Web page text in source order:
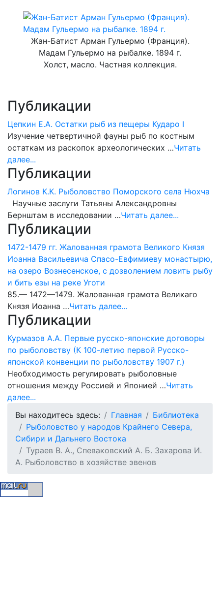
Жан-Батист Арман Гульермо (Франция).
Мадам Гульермо на рыбалке. 1894 г.
Холст, масло. Частная коллекция.
Публикации
Цепкин Е.А. Остатки рыб из пещеры Кударо I
Изучение четвертичной фауны рыб по костным
остаткам из раскопок археологических …Читать
далее...
Публикации
Логинов К.К. Рыболовство Поморского села Нюхча
Научные заслуги Татьяны Александровны
Бернштам в исследовании …Читать далее...
Публикации
1472-1479 гг. Жалованная грамота Великого Князя
Иоанна Васильевича Спасо-Евфимиеву монастырю,
на озеро Вознесенское, с дозволением ловить рыбу
и бить езы на реке Уготи
85.— 1472—1479. Жалованная грамота Великаго
Князя Иоанна …Читать далее...
Публикации
Курмазов А.А. Первые русско-японские договоры
по рыболовству (К 100-летию первой Русско-
японской конвенции по рыболовству 1907 г.)
Необходимость регулировать рыболовные
отношения между Россией и Японией …Читать
далее...
Вы находитесь здесь:
Главная
Библиотека
Рыболовство у народов Крайнего Севера,
Сибири и Дальнего Востока
Тураев В. А., Спеваковский А. Б. Захарова И.
А. Рыболовство в хозяйстве эвенов